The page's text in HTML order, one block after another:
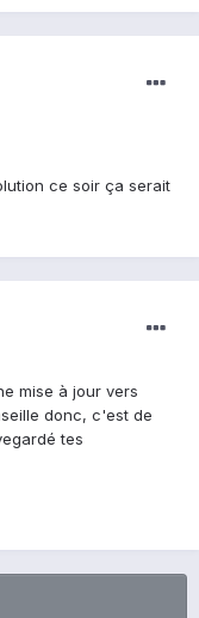
ce soir ça serait
mise à jour vers
donc, c'est de
tes